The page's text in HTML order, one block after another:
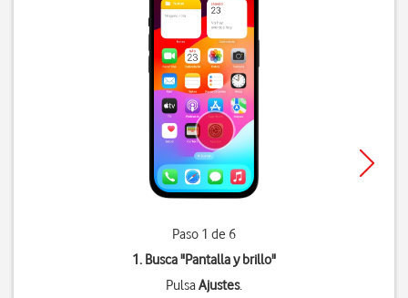
Paso 1 de 6
1. Busca "Pantalla y brillo"
PulsaAjustes.